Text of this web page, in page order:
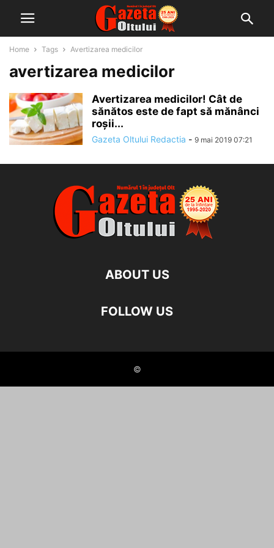
Home Tags Avertizarea medicilor
avertizarea medicilor
Avertizarea medicilor! Cât de
sănătos este de fapt să mănânci
roșii...
Gazeta Oltului Redactia - 9 mai 2019 07:21
ABOUT US
FOLLOW US
©